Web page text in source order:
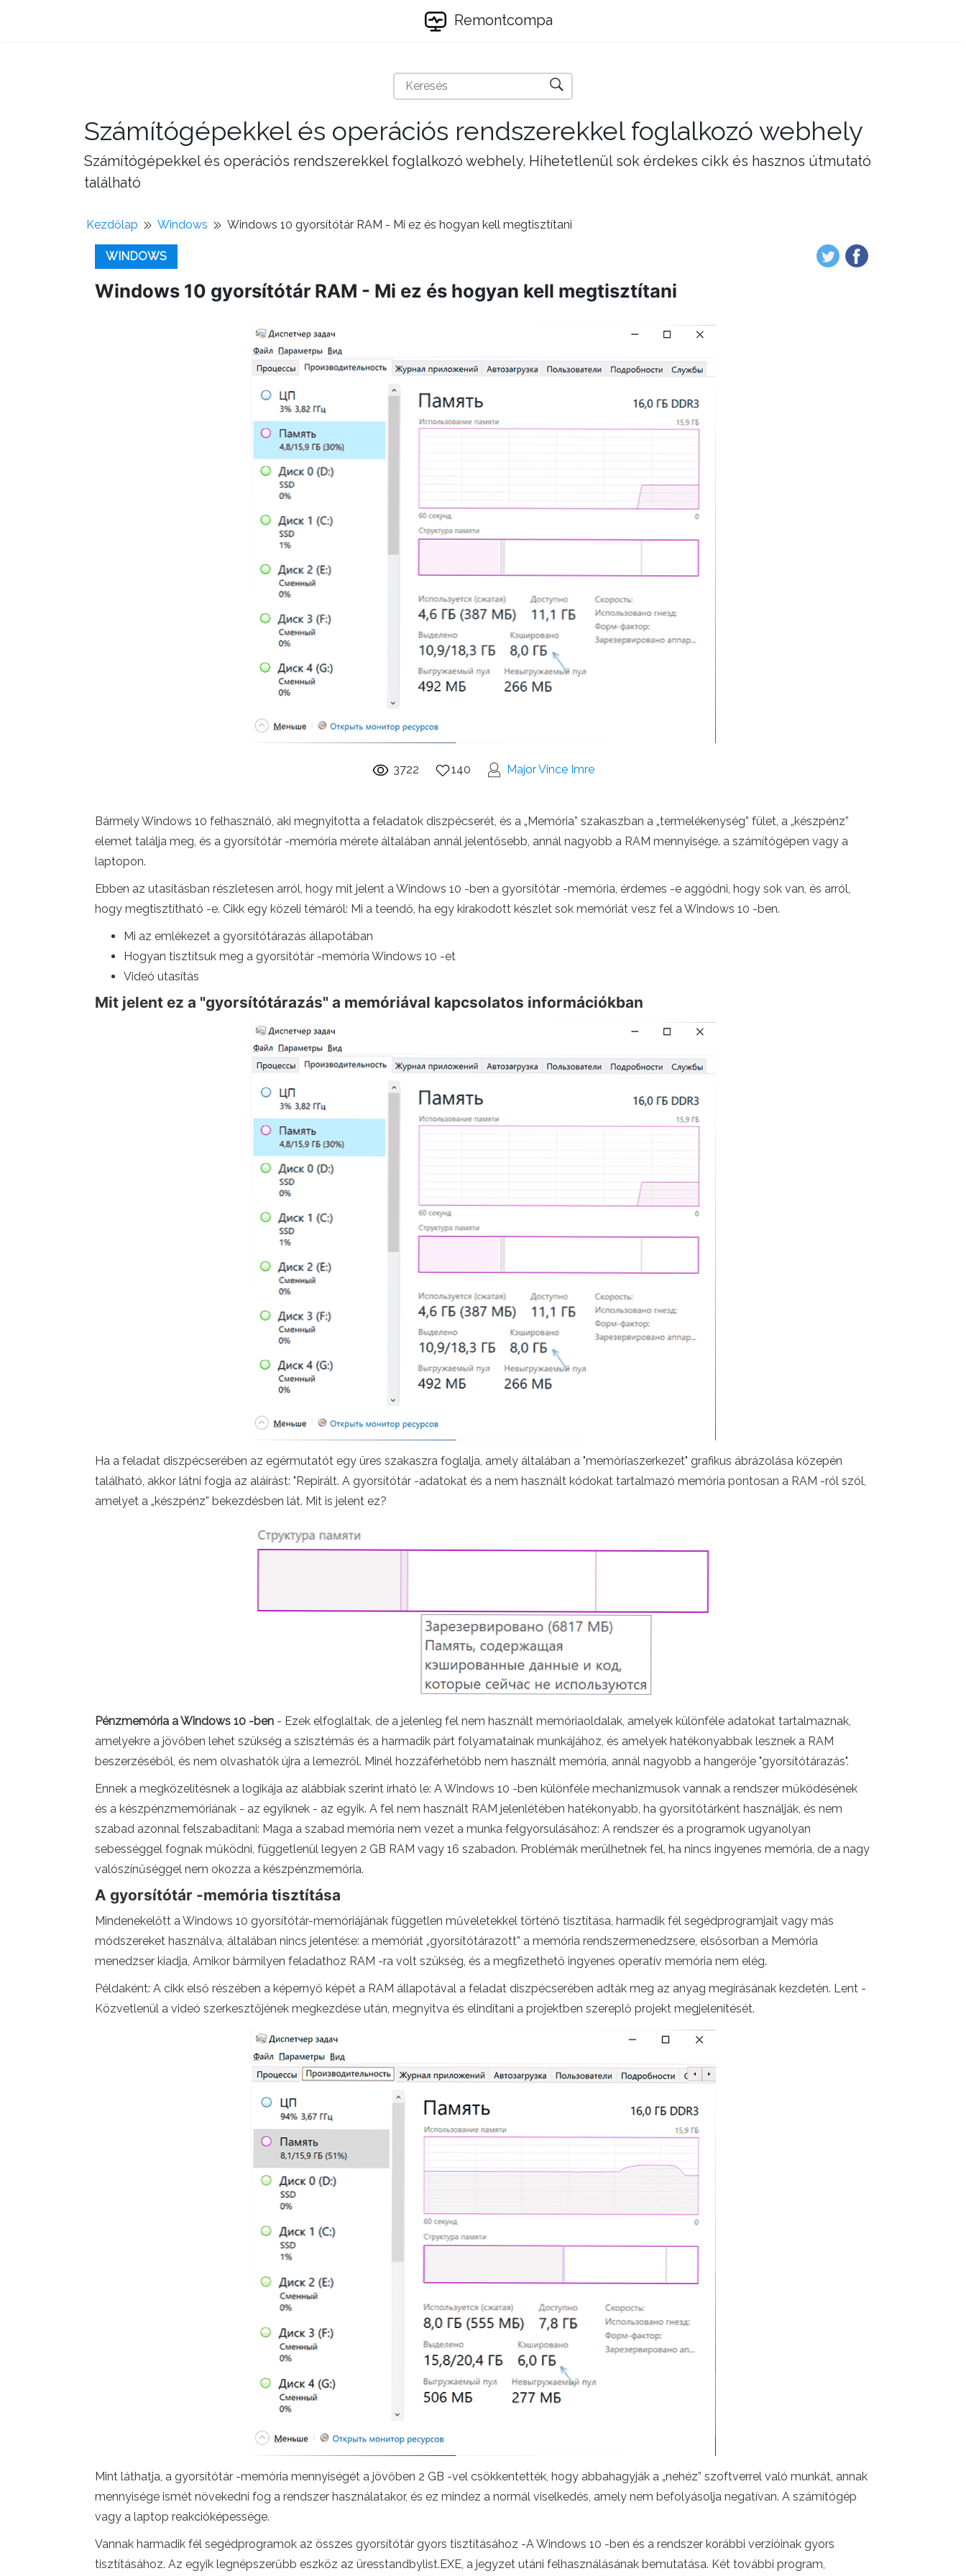
Remontcompa
Számítógépekkel és operációs rendszerekkel foglalkozó webhely
Számítógépekkel és operációs rendszerekkel foglalkozó webhely. Hihetetlenül sok érdekes cikk és hasznos útmutató
található
Kezdőlap Windows Windows 10 gyorsítótár RAM - Mi ez és hogyan kell megtisztítani
WINDOWS
Windows 10 gyorsítótár RAM - Mi ez és hogyan kell megtisztítani
3722 140 Major Vince Imre
Bármely Windows 10 felhasználó, aki megnyitotta a feladatok diszpécserét, és a „Memória” szakaszban a „termelékenység” fület, a „készpénz”
elemet találja meg, és a gyorsítótár -memória mérete általában annál jelentősebb, annál nagyobb a RAM mennyisége. a számítógépen vagy a
laptopon.
Ebben az utasításban részletesen arról, hogy mit jelent a Windows 10 -ben a gyorsítótár -memória, érdemes -e aggódni, hogy sok van, és arról,
hogy megtisztítható -e. Cikk egy közeli témáról: Mi a teendő, ha egy kirakodott készlet sok memóriát vesz fel a Windows 10 -ben.
Mi az emlékezet a gyorsítótárazás állapotában
Hogyan tisztítsuk meg a gyorsítótár -memória Windows 10 -et
Videó utasítás
Mit jelent ez a "gyorsítótárazás" a memóriával kapcsolatos információkban
Ha a feladat diszpécserében az egérmutatót egy üres szakaszra foglalja, amely általában a "memóriaszerkezet" grafikus ábrázolása közepén
található, akkor látni fogja az aláírást: "Repirált. A gyorsítótár -adatokat és a nem használt kódokat tartalmazó memória pontosan a RAM -ról szól,
amelyet a „készpénz” bekezdésben lát. Mit is jelent ez?
Pénzmemória a Windows 10 -ben - Ezek elfoglaltak, de a jelenleg fel nem használt memóriaoldalak, amelyek különféle adatokat tartalmaznak,
amelyekre a jövőben lehet szükség a szisztémás és a harmadik párt folyamatainak munkájához, és amelyek hatékonyabbak lesznek a RAM
beszerzéséből, és nem olvashatók újra a lemezről. Minél hozzáférhetőbb nem használt memória, annál nagyobb a hangerője "gyorsítótárazás".
Ennek a megközelítésnek a logikája az alábbiak szerint írható le: A Windows 10 -ben különféle mechanizmusok vannak a rendszer működésének
és a készpénzmemóriának - az egyiknek - az egyik. A fel nem használt RAM jelenlétében hatékonyabb, ha gyorsítótárként használják, és nem
szabad azonnal felszabadítani: Maga a szabad memória nem vezet a munka felgyorsulásához: A rendszer és a programok ugyanolyan
sebességgel fognak működni, függetlenül legyen 2 GB RAM vagy 16 szabadon. Problémák merülhetnek fel, ha nincs ingyenes memória, de a nagy
valószínűséggel nem okozza a készpénzmemória.
A gyorsítótár -memória tisztítása
Mindenekelőtt a Windows 10 gyorsítótár-memóriájának független műveletekkel történő tisztítása, harmadik fél segédprogramjait vagy más
módszereket használva, általában nincs jelentése: a memóriát „gyorsítótárazott” a memória rendszermenedzsere, elsősorban a Memória
menedzser kiadja, Amikor bármilyen feladathoz RAM -ra volt szükség, és a megfizethető ingyenes operatív memória nem elég.
Példaként: A cikk első részében a képernyő képét a RAM állapotával a feladat diszpécserében adták meg az anyag megírásának kezdetén. Lent -
Közvetlenül a videó szerkesztőjének megkezdése után, megnyitva és elindítani a projektben szereplő projekt megjelenítését.
Mint láthatja, a gyorsítótár -memória mennyiségét a jövőben 2 GB -vel csökkentették, hogy abbahagyják a „nehéz” szoftverrel való munkát, annak
mennyisége ismét növekedni fog a rendszer használatakor, és ez mindez a normál viselkedés, amely nem befolyásolja negatívan. A számítógép
vagy a laptop reakcióképessége.
Vannak harmadik fél segédprogramok az összes gyorsítótár gyors tisztításához -A Windows 10 -ben és a rendszer korábbi verzióinak gyors
tisztításához. Az egyik legnépszerűbb eszköz az üresstandbylist.EXE, a jegyzet utáni felhasználásának bemutatása. Két további program,